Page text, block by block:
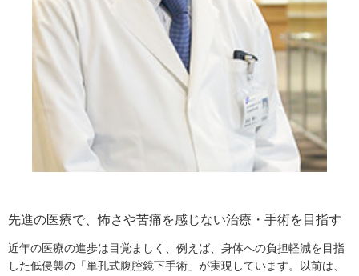
先進の医療で、怖さや苦痛を感じない治療・手術を目指す
近年の医療の進歩は目覚ましく、例えば、身体への負担軽減を目指
した低侵襲の「単孔式腹腔鏡下手術」が実現しています。以前は、